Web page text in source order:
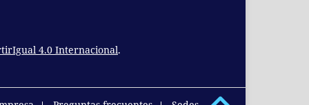
4.0 Internacional.